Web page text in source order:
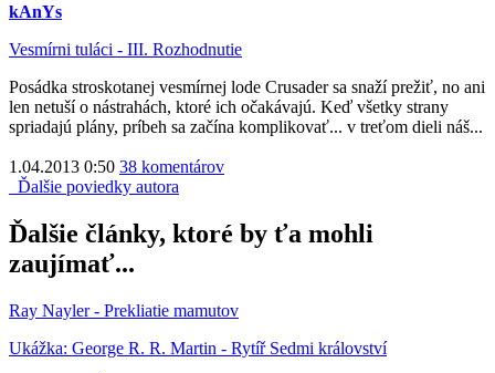
kAnYs
Vesmírni tuláci - III. Rozhodnutie
Posádka stroskotanej vesmírnej lode Crusader sa snaží prežiť, no ani
len netuší o nástrahách, ktoré ich očakávajú. Keď všetky strany
spriadajú plány, príbeh sa začína komplikovať... v treťom dieli náš...
1.04.2013 0:50 38 komentárov
Ďalšie poviedky autora
Ďalšie články, ktoré by ťa mohli
zaujímať...
Ray Nayler - Prekliatie mamutov
Ukážka: George R. R. Martin - Rytíř Sedmi království